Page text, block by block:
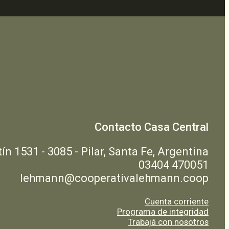
Contacto Casa Central
1531 - 3085 - Pilar, Santa Fe, Argentina
03404 470051
lehmann@cooperativalehmann.coop
Cuenta corriente
Programa de integridad
Trabajá con nosotros